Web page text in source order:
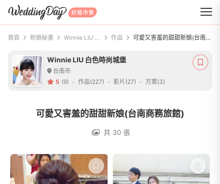
WeddingDay 好婚市集
首頁 新娘秘書 Winnie LIU 白色時尚城堡 作品 可愛又害羞的甜甜新娘(台南商務旅館)
Winnie LIU 白色時尚城堡
台南市
5 (9) 作品(227) 影片(27) 方案(3)
可愛又害羞的甜甜新娘(台南商務旅館)
共 30 張